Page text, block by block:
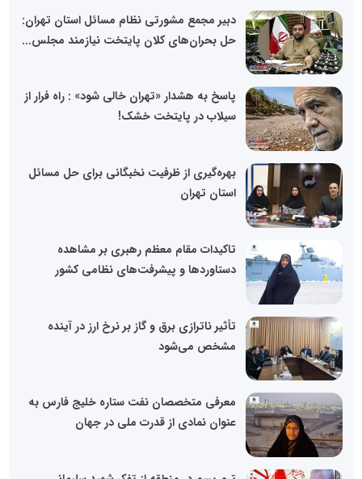
دبیر مجمع مشورتی نظام مسائل استان تهران:
حل بحران‌های کلان پایتخت نیازمند مجلس...
پاسخ به هشدار «تهران خالی شود» : راه فرار از
سیلاب در پایتخت خشک!
بهره‌گیری از ظرفیت نخبگانی برای حل مسائل
استان تهران
تاکیدات مقام معظم رهبری بر مشاهده
دستاوردها و پیشرفت‌های نظامی کشور
تأثیر ناترازی برق و گاز بر نرخ ارز در آینده
مشخص می‌شود
معرفی متخصصان نفت ستاره خلیج فارس به
عنوان نمادی از قدرت ملی در جهان